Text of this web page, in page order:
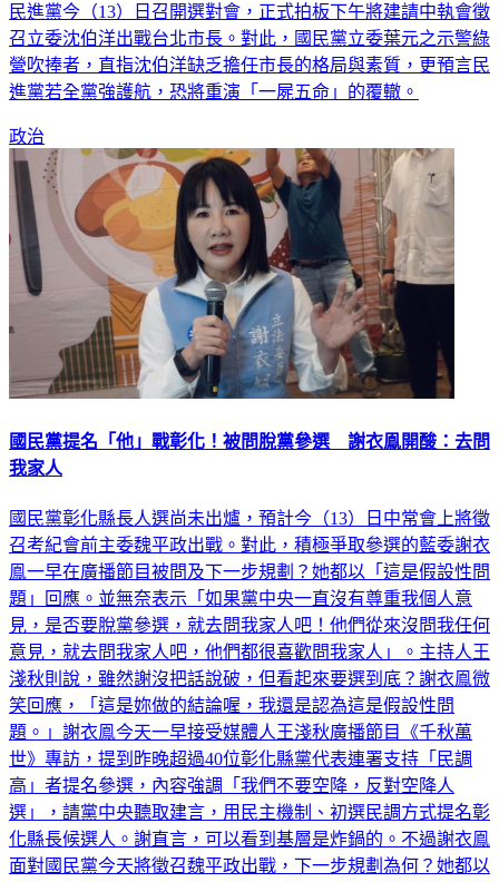
民進黨今（13）日召開選對會，正式拍板下午將建請中執會徵
召立委沈伯洋出戰台北市長。對此，國民黨立委葉元之示警綠
營吹捧者，直指沈伯洋缺乏擔任市長的格局與素質，更預言民
進黨若全黨強護航，恐將重演「一屍五命」的覆轍。
政治
國民黨提名「他」戰彰化！被問脫黨參選 謝衣鳯開酸：去問
我家人
國民黨彰化縣長人選尚未出爐，預計今（13）日中常會上將徵
召考紀會前主委魏平政出戰。對此，積極爭取參選的藍委謝衣
鳯一早在廣播節目被問及下一步規劃？她都以「這是假設性問
題」回應。並無奈表示「如果黨中央一直沒有尊重我個人意
見，是否要脫黨參選，就去問我家人吧！他們從來沒問我任何
意見，就去問我家人吧，他們都很喜歡問我家人」。主持人王
淺秋則說，雖然謝沒把話說破，但看起來要選到底？謝衣鳯微
笑回應，「這是妳做的結論喔，我還是認為這是假設性問
題。」謝衣鳯今天一早接受媒體人王淺秋廣播節目《千秋萬
世》專訪，提到昨晚超過40位彰化縣黨代表連署支持「民調
高」者提名參選，內容強調「我們不要空降，反對空降人
選」，請黨中央聽取建言，用民主機制、初選民調方式提名彰
化縣長候選人。謝直言，可以看到基層是炸鍋的。不過謝衣鳯
面對國民黨今天將徵召魏平政出戰，下一步規劃為何？她都以